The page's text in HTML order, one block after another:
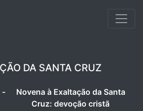
DA SANTA CRUZ
-
Novena à Exaltação da Santa
Cruz: devoção cristã